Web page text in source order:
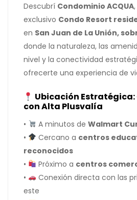
Descubrí Condominio ACQUA
exclusivo Condo Resort
en San Juan de La Unión,
donde la naturaleza, las
nivel y la conectividad
ofrecerte una experiencia de
Ubicación
con Alta Plusvalía
• A minutos de Walmart
•
Cercano a centros
reconocidos
•
Próximo a centros
•
Conexión directa con las
este